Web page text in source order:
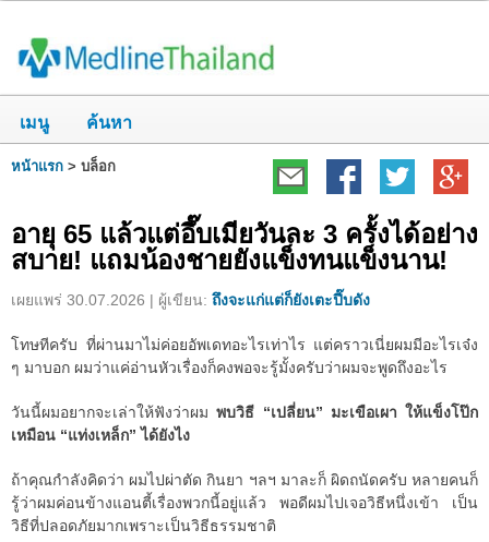
เมนู ค้นหา
หน้าแรก > บล็อก
อายุ 65 แล้วแต่อึ๊บเมียวันละ 3 ครั้งได้อย่าง
สบาย! แถมน้องชายยังแข็งทนแข็งนาน!
เผยแพร่ 30.07.2026 | ผู้เขียน: ถึงจะแก่แต่ก็ยังเตะปี๊บดัง
โทษทีครับ ที่ผ่านมาไม่ค่อยอัพเดทอะไรเท่าไร แต่คราวเนี่ยผมมีอะไรเจ๋ง
ๆ มาบอก ผมว่าแค่อ่านหัวเรื่องก็คงพอจะรู้มั้งครับว่าผมจะพูดถึงอะไร
วันนี้ผมอยากจะเล่าให้ฟังว่าผมพบวิธี “เปลี่ยน” มะเขือเผา ให้แข็งโป๊ก
เหมือน “แท่งเหล็ก” ได้ยังไง
ถ้าคุณกำลังคิดว่า ผมไปผ่าตัด กินยา ฯลฯ มาละก็ ผิดถนัดครับ หลายคนก็
รู้ว่าผมค่อนข้างแอนตี้เรื่องพวกนี้อยู่แล้ว พอดีผมไปเจอวิธีหนึ่งเข้า เป็น
วิธีที่ปลอดภัยมากเพราะเป็นวิธีธรรมชาติ